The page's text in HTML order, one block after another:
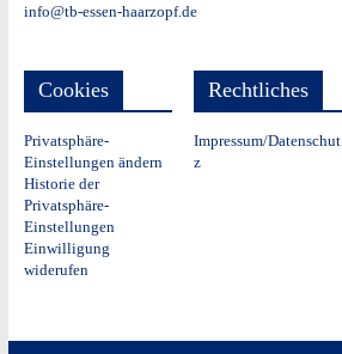
info@tb-essen-haarzopf.de
Cookies
Privatsphäre-
Einstellungen ändern
Historie der
Privatsphäre-
Einstellungen
Einwilligung
widerufen
Rechtliches
Impressum/Datenschut
z